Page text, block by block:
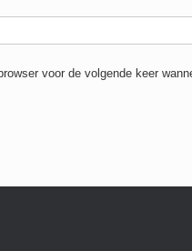
voor de volgende keer